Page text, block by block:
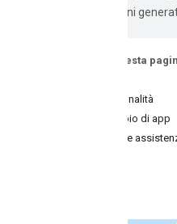
traduzioni
Su questa
Funzionalità
Esempio di app
Guida e